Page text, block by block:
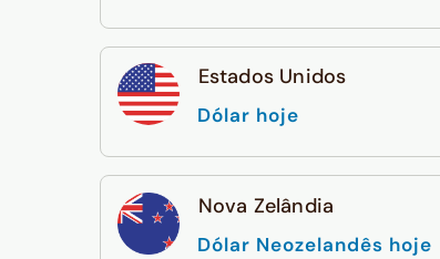
Estados Unidos
Dólar hoje
Nova Zelândia
Dólar Neozelandês hoje